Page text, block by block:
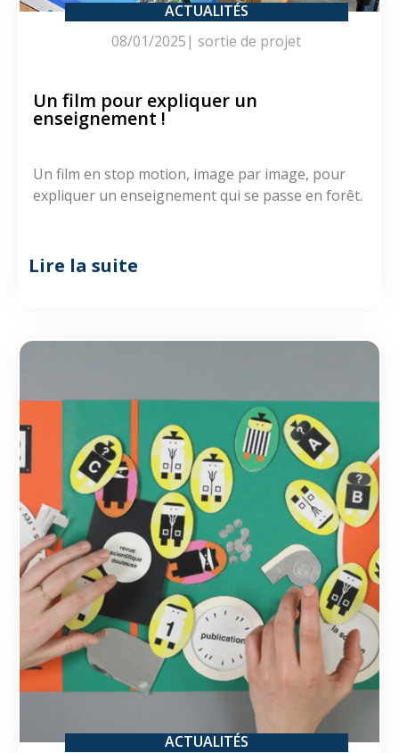
ACTUALITÉS
08/01/2025| sortie de projet
Un film pour expliquer un
enseignement !
Un film en stop motion, image par image, pour
expliquer un enseignement qui se passe en forêt.
Lire la suite
ACTUALITÉS